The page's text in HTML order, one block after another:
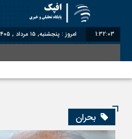
1:32:04 امروز : پنجشنبه, ۱۵ مرداد , ۱۴۰۵
بحران